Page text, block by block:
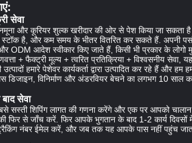
सेवा
और कूरियर शुल्क खरीदार की ओर से पेश किया जा सकता
स्टॉक है, और कम समय के भीतर वितरित कर सकते हैं. अपनी
ODM आदेश स्वीकार किए जाते हैं, किसी भी प्रकार के लोगो
+ फैक्ट्री मूल्य + त्वरित प्रतिक्रिया + विश्वसनीय
हमारे पेशेवर कार्यकर्ता द्वारा उत्पादित कर रहे हैं और
डिजाइन, विनिर्माण और अंडरवियर बेचने का लगभग 10
सेवा
सस्ती शिपिंग लागत की गणना करेंगे और एक पर आपको
की फिर से जाँच करें. फिर आपके भुगतान के बाद 1-2 कार्य
नंबर ईमेल करें, और जब तक यह आपके पास नहीं पहुंच